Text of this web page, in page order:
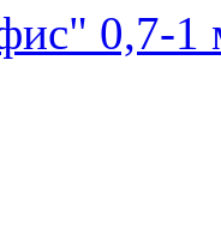
0,7-1